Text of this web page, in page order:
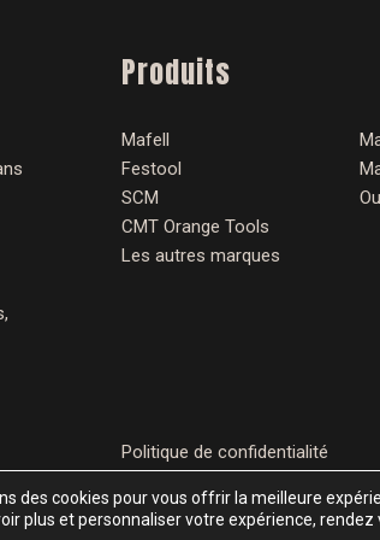
Produits
Mafell
Festool
SCM
CMT Orange Tools
Les autres marques
Politique de confidentialité
des cookies pour vous offrir la meilleure
plus et personnaliser votre expérience,